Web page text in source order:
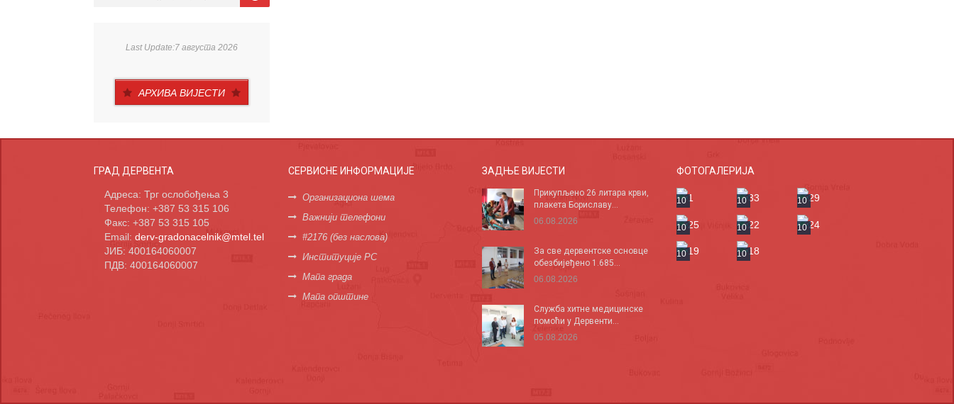
Last Update:7 августа 2026
АРХИВА ВИЈЕСТИ
ГРАД ДЕРВЕНТА
Адреса: Трг ослобођења 3
Телефон: +387 53 315 106
Факс: +387 53 315 105
Email: derv-gradonacelnik@mtel.tel
ЈИБ: 400164060007
ПДВ: 400164060007
СЕРВИСНЕ ИНФОРМАЦИЈЕ
Организациона шема
Важнији телефони
#2176 (без наслова)
Институције РС
Мапа града
Мапа општине
ЗАДЊЕ ВИЈЕСТИ
Прикупљено 26 литара крви,
плакета Бориславу...
06.08.2026
За све дервентске основце
обезбијеђено 1.685...
06.08.2026
Служба хитне медицинске
помоћи у Дервенти...
05.08.2026
ФОТОГАЛЕРИЈА
10 10 10
10 10 10
10 10